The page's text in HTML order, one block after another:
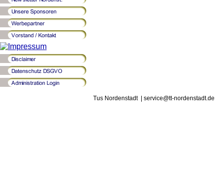
Tus Nordenstadt | service@tt-nordenstadt.de